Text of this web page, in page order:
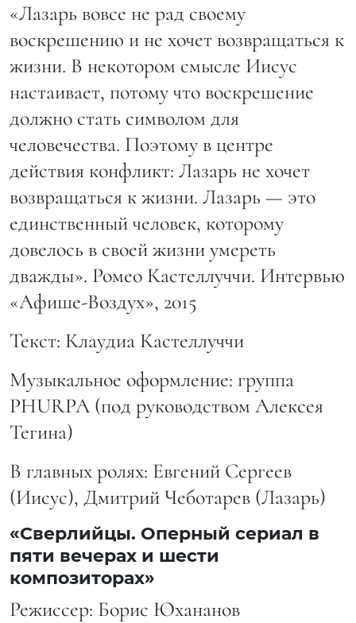
«Лазарь вовсе не рад своему
воскрешению и не хочет возвращаться к
жизни. В некотором смысле Иисус
настаивает, потому что воскрешение
должно стать символом для
человечества. Поэтому в центре
действия конфликт: Лазарь не хочет
возвращаться к жизни. Лазарь — это
единственный человек, которому
довелось в своей жизни умереть
дважды». Ромео Кастеллуччи. Интервью
«Афише-Воздух», 2015
Текст: Клаудиа Кастеллуччи
Музыкальное оформление: группа
PHURPA (под руководством Алексея
Тегина)
В главных ролях: Евгений Сергеев
(Иисус), Дмитрий Чеботарев (Лазарь)
«Сверлийцы. Оперный сериал в
пяти вечерах и шести
композиторах»
Режиссер: Борис Юхананов